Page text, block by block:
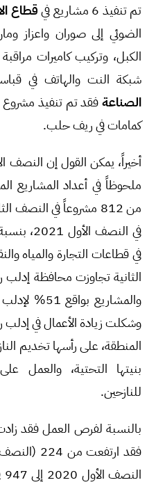
تم تنفيذ 6 مشاريع في قطاع
الضوئي إلى صوران واعزاز
الكبل، وتركيب كاميرات
شبكة النت والهاتف في
الصناعةفقد تم تنفيذ
كمامات في ريف حلب.
ملحوظاً في أعداد المشاريع
في قطاعات التجارة والمياه
الثانية تجاوزت محافظة
وشكلت زيادة الأعمال في إدلب
المنطقة، على رأسها تخديم
بنيتها التحتية، والعمل
للنازحين.
بالنسبة لفرص العمل فقد